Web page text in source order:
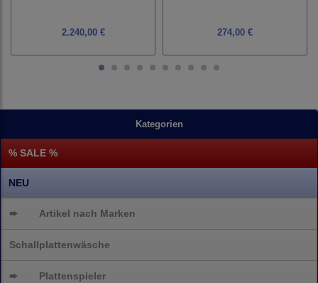
Kategorien
% SALE %
NEU
➨ Artikel nach Marken
Schallplattenwäsche
➨ Plattenspieler
2.240,00 € 274,00 €